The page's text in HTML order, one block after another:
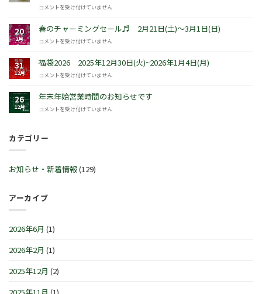
限
商
品
発
『ピ
ー
ラ
ビ
™
ブ
レ
ョ
IN
浜/
町』！！
コメントを受け付けていません
20
2月
春のチャーミングセール♬ 2月21日(土)～3月1日(日)
春
チ
ャ
ー
ン
グ
ル
21
～
1
(日)
は
コメントを受け付けていません
31
12月
福袋2026 2025年12月30日(火)~2026年1月4日(月)
福
2026
2025
年
30
年
4
は
コメントを受け付けていません
26
12月
年末年始営業時間のお知らせです
年
始
お
知
で
は
コメントを受け付けていません
カテゴリー
お知らせ・新着情報(129)
アーカイブ
2026年6月 (1)
2026年2月 (1)
2025年12月 (2)